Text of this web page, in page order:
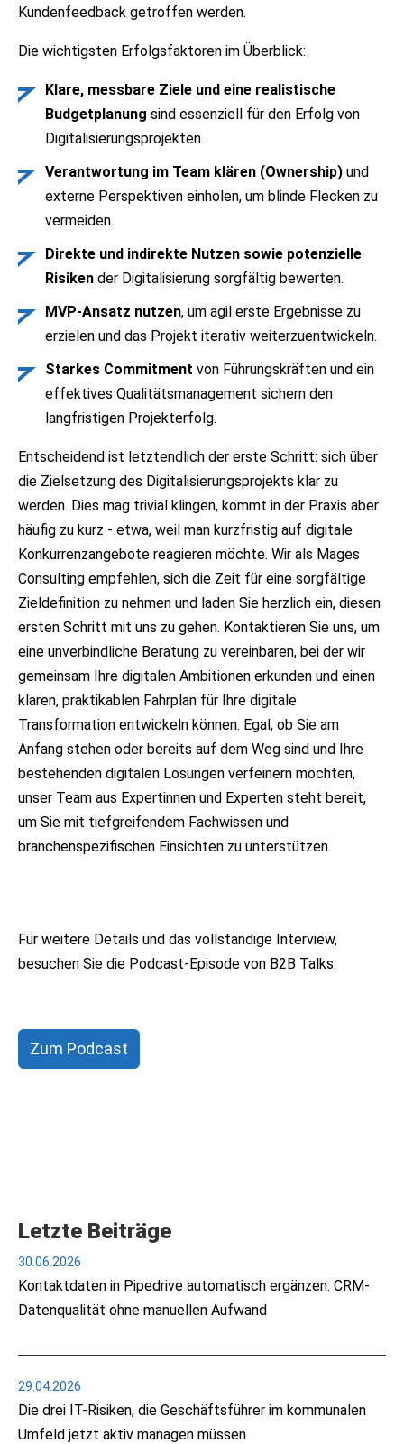
Kundenfeedback getroffen werden.
Die wichtigsten Erfolgsfaktoren im Überblick:
Klare, messbare Ziele und eine realistische
Budgetplanung sind essenziell für den Erfolg von
Digitalisierungsprojekten.
Verantwortung im Team klären (Ownership) und
externe Perspektiven einholen, um blinde Flecken zu
vermeiden.
Direkte und indirekte Nutzen sowie potenzielle
Risiken der Digitalisierung sorgfältig bewerten.
MVP-Ansatz nutzen, um agil erste Ergebnisse zu
erzielen und das Projekt iterativ weiterzuentwickeln.
Starkes Commitment von Führungskräften und ein
effektives Qualitätsmanagement sichern den
langfristigen Projekterfolg.
Entscheidend ist letztendlich der erste Schritt: sich über
die Zielsetzung des Digitalisierungsprojekts klar zu
werden. Dies mag trivial klingen, kommt in der Praxis aber
häufig zu kurz - etwa, weil man kurzfristig auf digitale
Konkurrenzangebote reagieren möchte. Wir als Mages
Consulting empfehlen, sich die Zeit für eine sorgfältige
Zieldefinition zu nehmen und laden Sie herzlich ein, diesen
ersten Schritt mit uns zu gehen. Kontaktieren Sie uns, um
eine unverbindliche Beratung zu vereinbaren, bei der wir
gemeinsam Ihre digitalen Ambitionen erkunden und einen
klaren, praktikablen Fahrplan für Ihre digitale
Transformation entwickeln können. Egal, ob Sie am
Anfang stehen oder bereits auf dem Weg sind und Ihre
bestehenden digitalen Lösungen verfeinern möchten,
unser Team aus Expertinnen und Experten steht bereit,
um Sie mit tiefgreifendem Fachwissen und
branchenspezifischen Einsichten zu unterstützen.
Für weitere Details und das vollständige Interview,
besuchen Sie die Podcast-Episode von B2B Talks.
Zum Podcast
Letzte Beiträge
30.06.2026
Kontaktdaten in Pipedrive automatisch ergänzen: CRM-
Datenqualität ohne manuellen Aufwand
29.04.2026
Die drei IT-Risiken, die Geschäftsführer im kommunalen
Umfeld jetzt aktiv managen müssen